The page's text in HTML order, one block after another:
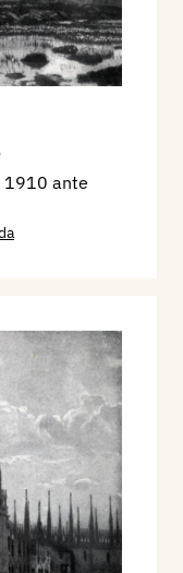
1910 ante